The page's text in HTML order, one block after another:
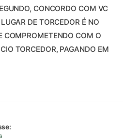
CONCORDO COM VC
DE TORCEDOR É NO
COMPROMETENDO COM O
TORCEDOR, PAGANDO EM